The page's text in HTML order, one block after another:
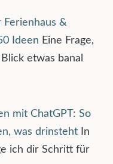
Ferienhaus &
Ideen Eine Frage,
etwas banal
mit ChatGPT: So
was drinsteht
In
ich dir Schritt für